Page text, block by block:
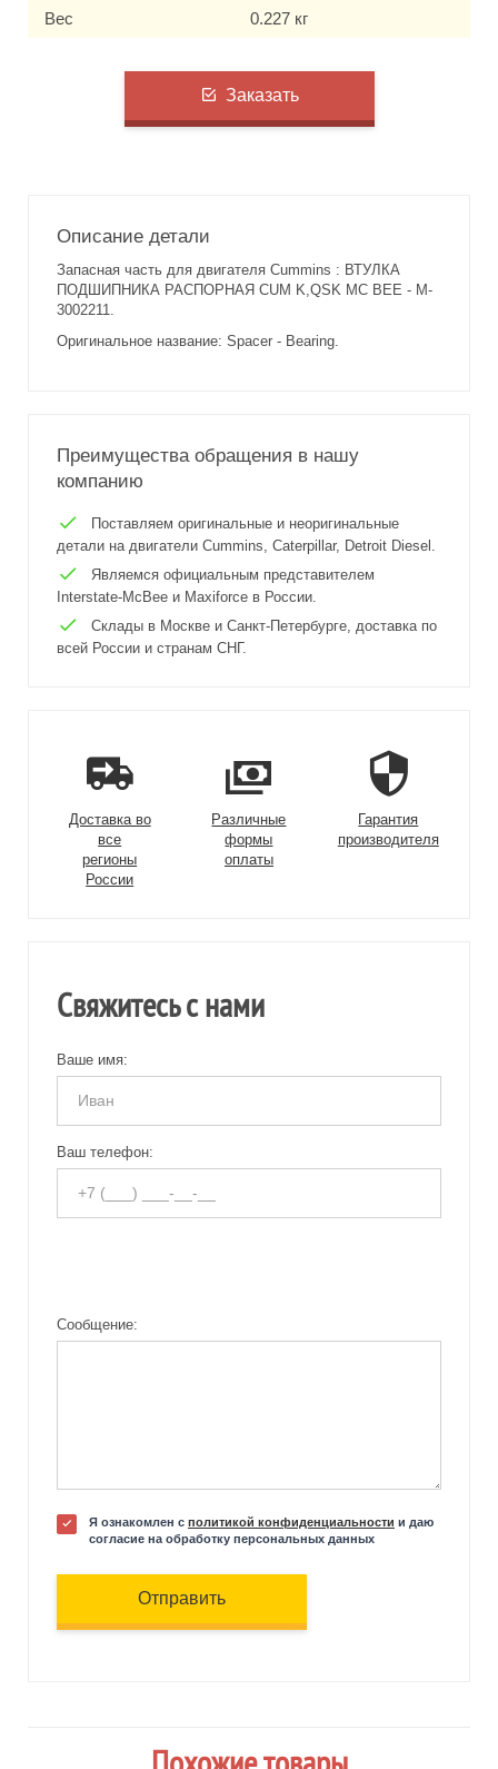
Вес 0.227 кг
Заказать
Описание детали
Запасная часть для двигателя Cummins : ВТУЛКА
ПОДШИПНИКА РАСПОРНАЯ CUM K,QSK MC BEE - M-
3002211.
Оригинальное название: Spacer - Bearing.
Преимущества обращения в нашу
компанию
Поставляем оригинальные и неоригинальные
детали на двигатели Cummins, Caterpillar, Detroit Diesel.
Являемся официальным представителем
Interstate-McBee и Maxiforce в России.
Склады в Москве и Санкт-Петербурге, доставка по
всей России и странам СНГ.
Доставка во
все
регионы
России
Различные
формы
оплаты
Гарантия
производителя
Свяжитесь с нами
Ваше имя:
Ваш телефон:
Сообщение:
Я ознакомлен с политикой конфиденциальности и даю
согласие на обработку персональных данных
Отправить